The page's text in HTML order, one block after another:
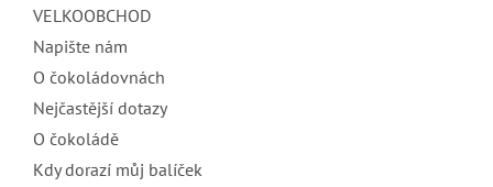
VELKOOBCHOD
Napište nám
O čokoládovnách
Nejčastější dotazy
O čokoládě
Kdy dorazí můj balíček